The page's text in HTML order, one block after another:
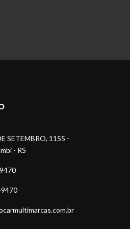
SETEMBRO, 1155 -
- RS